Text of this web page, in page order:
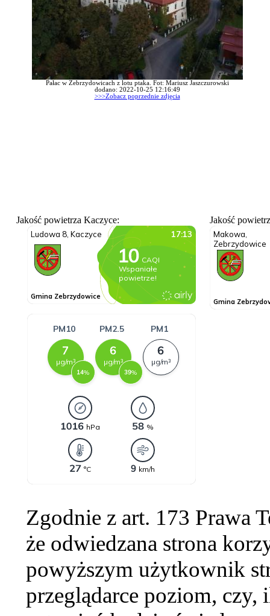
Pałac w Zebrzydowicach z lotu ptaka. Fot: Mariusz Jaszczurowski
dodano: 2022-10-25 12:16:49
>>>Zobacz poprzednie zdjęcia
Jakość powietrza Kaczyce: Jakość
Zgodnie z art. 173 Prawa
że odwiedzana strona
powyższym użytkownik
przeglądarce poziom,